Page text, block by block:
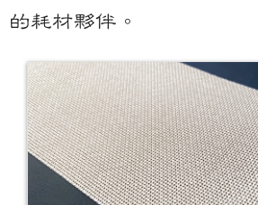
的耗材夥伴。